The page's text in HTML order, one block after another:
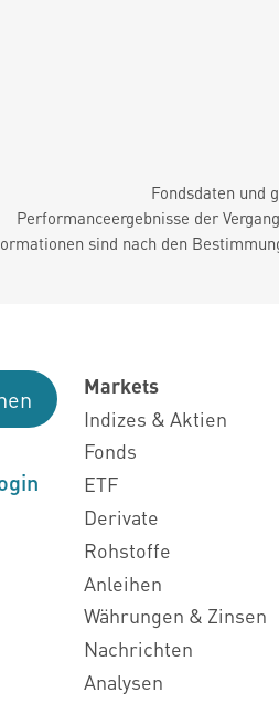
Fondsdaten und
Performanceergebnisse der
sind nach den
Markets
Indizes & Aktien
Fonds
ETF
Derivate
Rohstoffe
Anleihen
Währungen & Zinsen
Nachrichten
Analysen